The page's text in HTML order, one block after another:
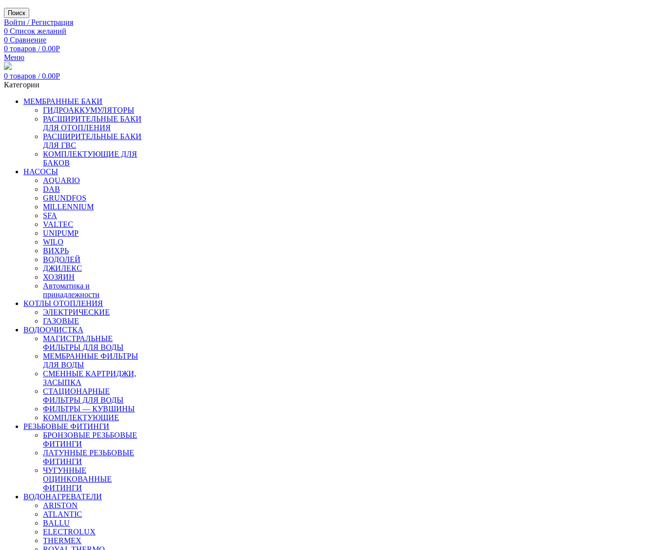
Поиск
Войти / Регистрация
0 Список желаний
0 Сравнение
0 товаров / 0.00Р
Меню
0 товаров / 0.00Р
Категории
МЕМБРАННЫЕ БАКИ
ГИДРОАККУМУЛЯТОРЫ
РАСШИРИТЕЛЬНЫЕ БАКИ
ДЛЯ ОТОПЛЕНИЯ
РАСШИРИТЕЛЬНЫЕ БАКИ
ДЛЯ ГВС
КОМПЛЕКТУЮЩИЕ ДЛЯ
БАКОВ
НАСОСЫ
AQUARIO
DAB
GRUNDFOS
MILLENNIUM
SFA
VALTEC
UNIPUMP
WILO
ВИХРЬ
ВОДОЛЕЙ
ДЖИЛЕКС
ХОЗЯИН
Автоматика и
принадлежности
КОТЛЫ ОТОПЛЕНИЯ
ЭЛЕКТРИЧЕСКИЕ
ГАЗОВЫЕ
ВОДООЧИСТКА
МАГИСТРАЛЬНЫЕ
ФИЛЬТРЫ ДЛЯ ВОДЫ
МЕМБРАННЫЕ ФИЛЬТРЫ
ДЛЯ ВОДЫ
СМЕННЫЕ КАРТРИДЖИ,
ЗАСЫПКА
СТАЦИОНАРНЫЕ
ФИЛЬТРЫ ДЛЯ ВОДЫ
ФИЛЬТРЫ — КУВШИНЫ
КОМПЛЕКТУЮЩИЕ
РЕЗЬБОВЫЕ ФИТИНГИ
БРОНЗОВЫЕ РЕЗЬБОВЫЕ
ФИТИНГИ
ЛАТУННЫЕ РЕЗЬБОВЫЕ
ФИТИНГИ
ЧУГУННЫЕ
ОЦИНКОВАННЫЕ
ФИТИНГИ
ВОДОНАГРЕВАТЕЛИ
ARISTON
ATLANTIC
BALLU
ELECTROLUX
THERMEX